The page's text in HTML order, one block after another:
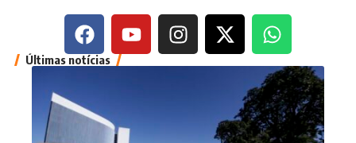
Últimas notícias